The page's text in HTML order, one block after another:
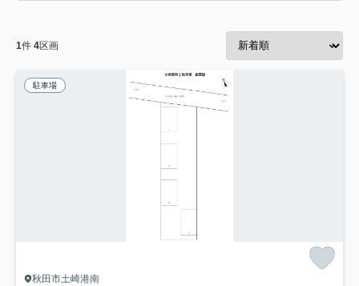
1件 4区画
駐車場
秋田市土崎港南